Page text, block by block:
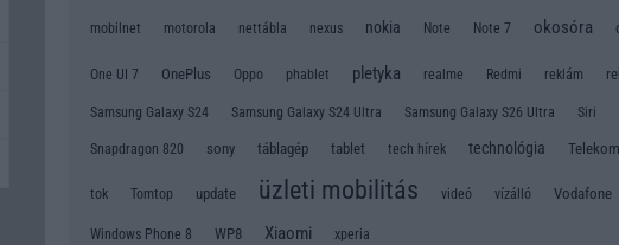
mobilnet motorola nettábla nexus nokia Note Note 7 okosóra
One UI 7 OnePlus Oppo phablet pletyka realme Redmi reklám
Samsung Galaxy S24 Samsung Galaxy S24 Ultra Samsung Galaxy S26 Ultra Siri
Snapdragon 820 sony táblagép tablet tech hírek technológia Telekom
tok Tomtop update üzleti mobilitás videó vízálló Vodafone
Windows Phone 8 WP8 Xiaomi xperia